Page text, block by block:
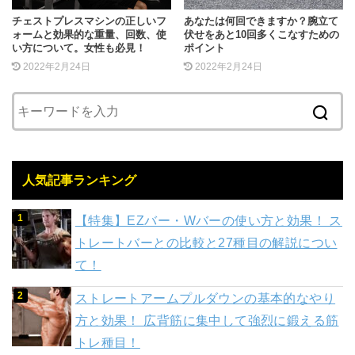
チェストプレスマシンの正しいフ
ォームと効果的な重量、回数、使
い方について。女性も必見！
2022年2月24日
あなたは何回できますか？腕立て
伏せをあと10回多くこなすための
ポイント
2022年2月24日
人気記事ランキング
【特集】EZバー・Wバーの使い方と効果！ ス
トレートバーとの比較と27種目の解説につい
て！
ストレートアームプルダウンの基本的なやり
方と効果！ 広背筋に集中して強烈に鍛える筋
トレ種目！